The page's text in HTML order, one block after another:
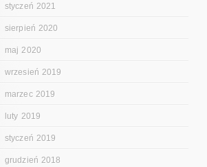
styczeń 2021
sierpień 2020
maj 2020
wrzesień 2019
marzec 2019
luty 2019
styczeń 2019
grudzień 2018